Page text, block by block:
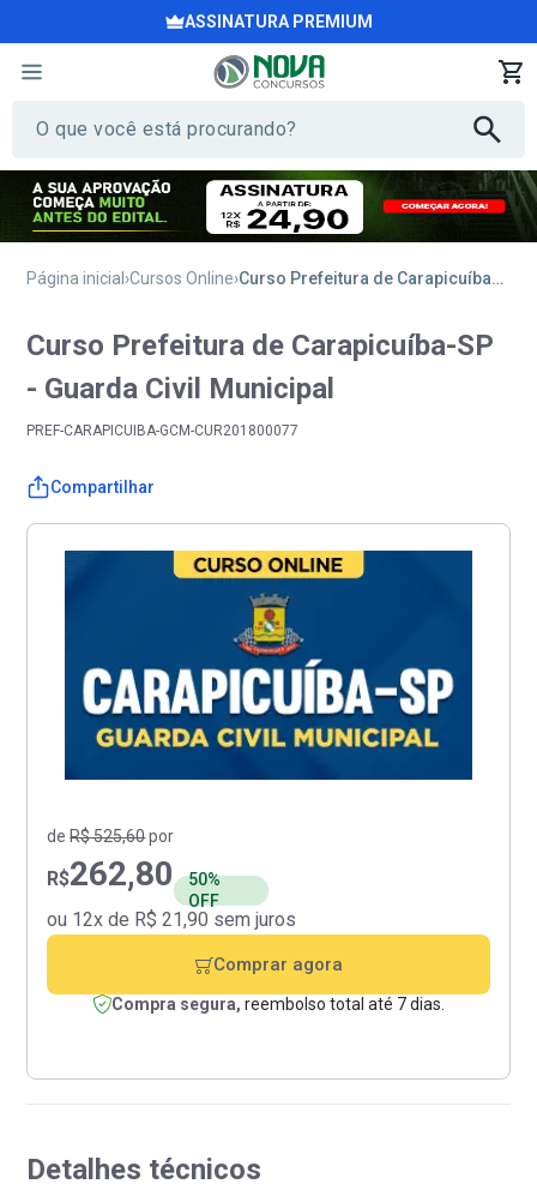
ASSINATURA PREMIUM
Página inicial Cursos Online Curso Prefeitura de Carapicuíba-SP - Guarda Civil Municipal
Curso Prefeitura de Carapicuíba-SP
- Guarda Civil Municipal
PREF-CARAPICUIBA-GCM-CUR201800077
Compartilhar
Detalhes técnicos
deR$ 525,60por
R$262,80
50%
OFF
ou 12x de R$ 21,90 sem juros
Comprar agora
Compra segura, reembolso total até 7 dias.